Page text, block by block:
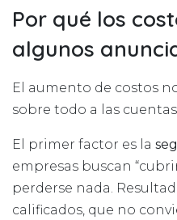
Por qué los
algunos
El aumento de costos
sobre todo a las
El primer factor es la
empresas buscan
perderse nada.
calificados, que no